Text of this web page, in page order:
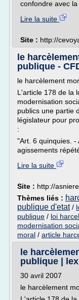
confondre avec la
Lire la suite
Site : http://
le
publique -
le harcèlement
L'article 178 de la
modernisation
publics une partie
législateur pour
:
"Art. 6 quinquies. -
agissements
Lire la suite
Site : http://
Thèmes liés :
publique d'etat/
publique / loi
modernisation
moral / article
le
publique |
30 avril 2007
le harcèlement